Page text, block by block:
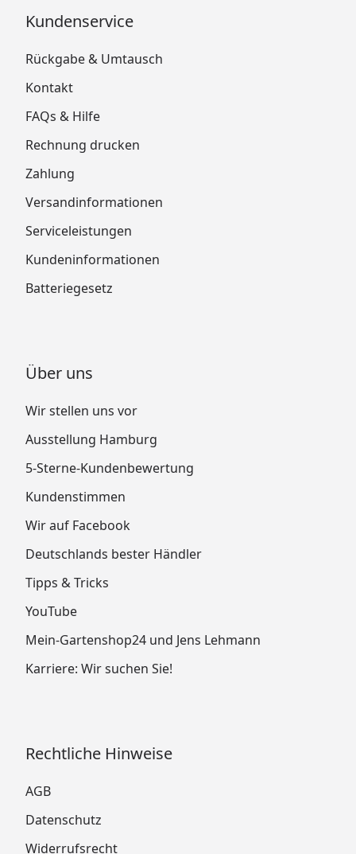
Kundenservice
Rückgabe & Umtausch
Kontakt
FAQs & Hilfe
Rechnung drucken
Zahlung
Versandinformationen
Serviceleistungen
Kundeninformationen
Batteriegesetz
Über uns
Wir stellen uns vor
Ausstellung Hamburg
5-Sterne-Kundenbewertung
Kundenstimmen
Wir auf Facebook
Deutschlands bester Händler
Tipps & Tricks
YouTube
Mein-Gartenshop24 und Jens Lehmann
Karriere: Wir suchen Sie!
Rechtliche Hinweise
AGB
Datenschutz
Widerrufsrecht